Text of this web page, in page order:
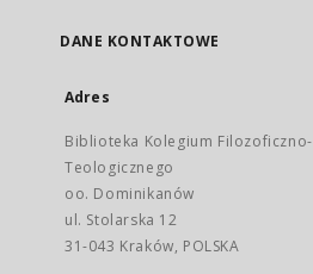
DANE KONTAKTOWE
Adres
Biblioteka Kolegium Filozoficzno-
Teologicznego
oo. Dominikanów
ul. Stolarska 12
31-043 Kraków, POLSKA